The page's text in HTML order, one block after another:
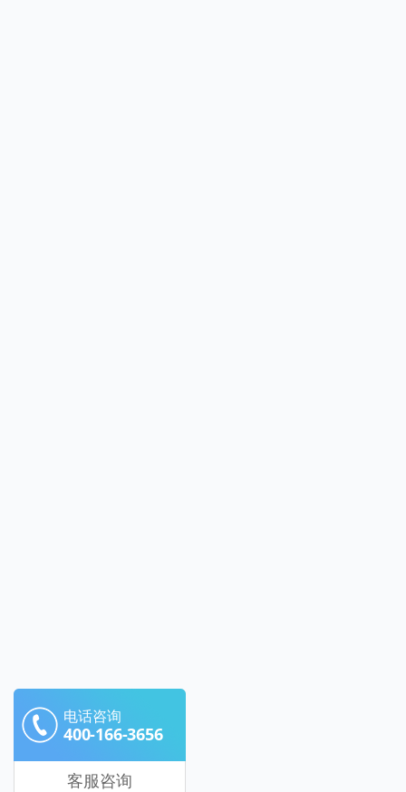
电话咨询
400-166-3656
客服咨询